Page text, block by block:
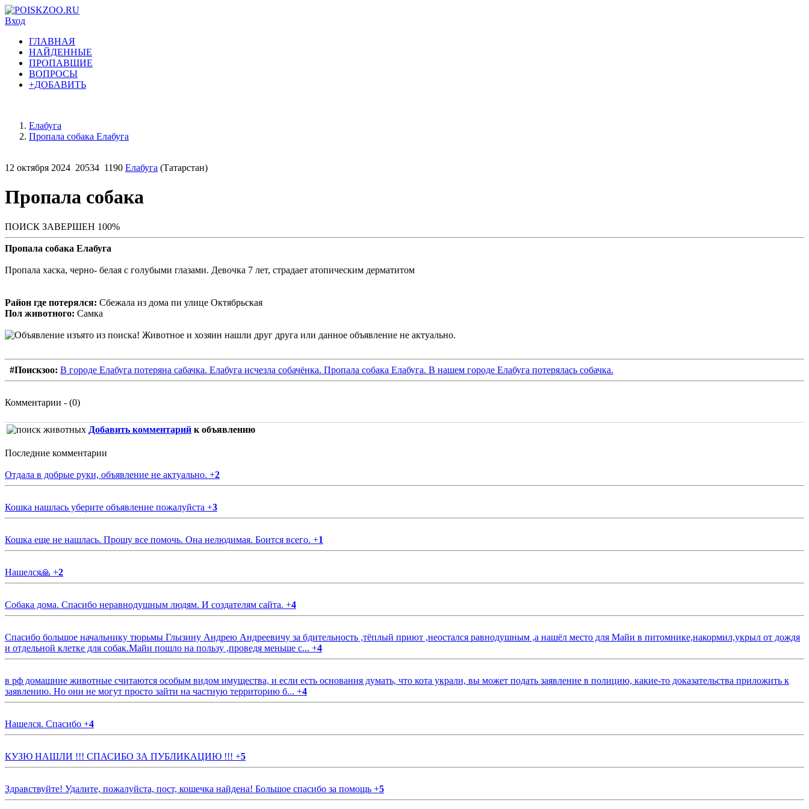
Вход
ГЛАВНАЯ
НАЙДЕННЫЕ
ПРОПАВШИЕ
ВОПРОСЫ
+ДОБАВИТЬ
Елабуга
Пропала собака Елабуга
12 октября 2024 20534 1190 Елабуга (Татарстан)
Пропала собака
ПОИСК ЗАВЕРШЕН 100%
Пропала собака Елабуга
Пропала хаска, черно- белая с голубыми глазами. Девочка 7 лет, страдает атопическим дерматитом
Район где потерялся: Сбежала из дома пи улице Октябрьская
Пол животного: Самка
#Поискзоо: В городе Елабуга потеряна сабачка. Елабуга исчезла собачёнка. Пропала собака Елабуга. В нашем городе Елабуга потерялась собачка.
Комментарии - (0)
Добавить комментарий к объявлению
Последние комментарии
Отдала в добрые руки, объявление не актуально. +2
Кошка нашлась уберите объявление пожалуйста +3
Кошка еще не нашлась. Прошу все помочь. Она нелюдимая. Боится всего. +1
Нашелся🙏 +2
Собака дома. Спасибо неравнодушным людям. И создателям сайта. +4
Спасибо большое начальнику тюрьмы Глызину Андрею Андреевичу за бдительность ,тёплый приют ,неостался равнодушным ,а нашёл место для Майи в питомнике,накормил,укрыл от дождя
и отдельной клетке для собак.Майи пошло на пользу ,проведя меньше с... +4
в рф домашние животные считаются особым видом имущества, и если есть основания думать, что кота украли, вы может подать заявление в полицию, какие-то доказательства приложить к
заявлению. Но они не могут просто зайти на частную территорию б... +4
Нашелся. Спасибо +4
КУЗЮ НАШЛИ !!! СПАСИБО ЗА ПУБЛИКАЦИЮ !!! +5
Здравствуйте! Удалите, пожалуйста, пост, кошечка найдена! Большое спасибо за помощь +5